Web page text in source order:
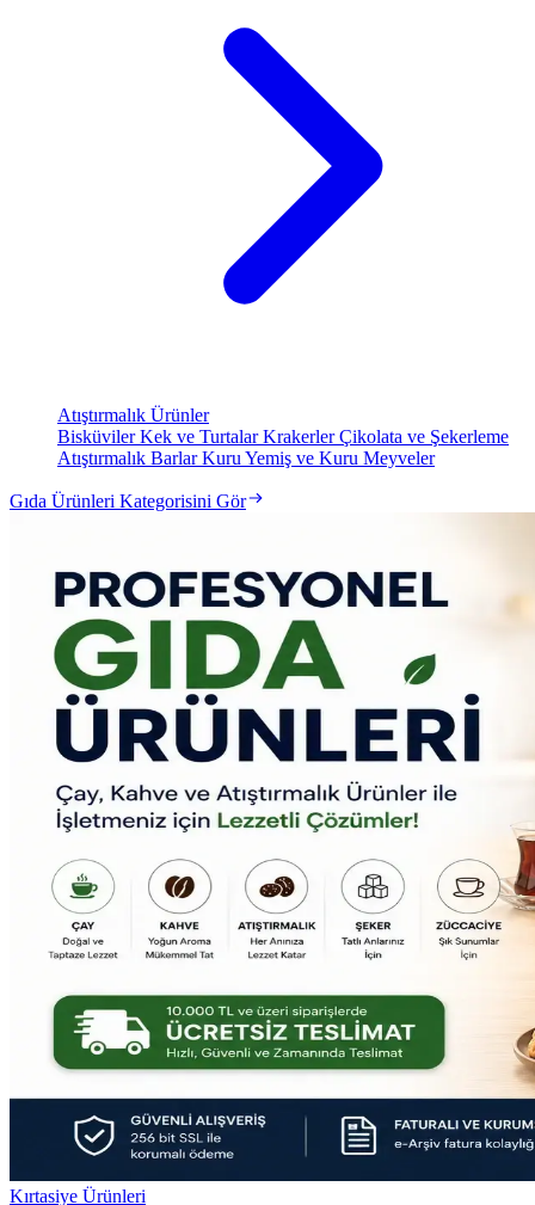
Atıştırmalık Ürünler
BisküvilerKek ve TurtalarKrakerlerÇikolata ve Şekerleme
Atıştırmalık BarlarKuru Yemiş ve Kuru Meyveler
Gıda Ürünleri Kategorisini Gör
Kırtasiye Ürünleri